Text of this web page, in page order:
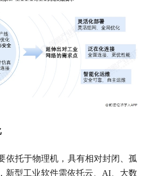
依托于物理机，具有相对封闭、孤
新型工业软件需依托云、AI、大数